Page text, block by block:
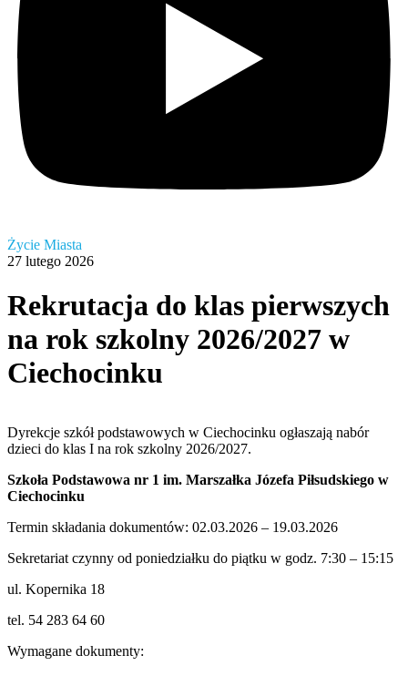
Życie Miasta
27 lutego 2026
Rekrutacja do klas pierwszych
na rok szkolny 2026/2027 w
Ciechocinku
Dyrekcje szkół podstawowych w Ciechocinku ogłaszają nabór
dzieci do klas I na rok szkolny 2026/2027.
Szkoła Podstawowa nr 1 im. Marszałka Józefa Piłsudskiego w
Ciechocinku
Termin składania dokumentów: 02.03.2026 – 19.03.2026
Sekretariat czynny od poniedziałku do piątku w godz. 7:30 – 15:15
ul. Kopernika 18
tel. 54 283 64 60
Wymagane dokumenty: